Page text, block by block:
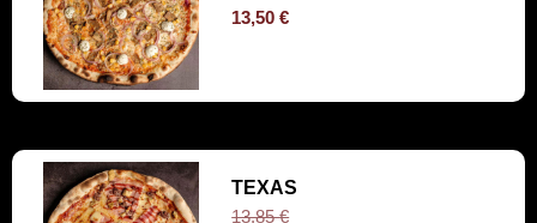
13,50€
TEXAS
13,85€